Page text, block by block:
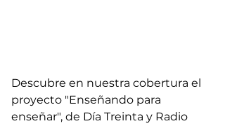
Descubre en nuestra cobertura el
proyecto "Enseñando para
enseñar", de Día Treinta y Radio